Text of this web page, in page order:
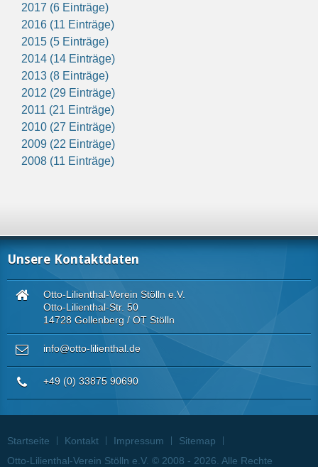
2017 (6 Einträge)
2016 (11 Einträge)
2015 (5 Einträge)
2014 (14 Einträge)
2013 (8 Einträge)
2012 (29 Einträge)
2011 (21 Einträge)
2010 (27 Einträge)
2009 (22 Einträge)
2008 (11 Einträge)
Unsere Kontaktdaten
Otto-Lilienthal-Verein Stölln e.V.
Otto-Lilienthal-Str. 50
14728 Gollenberg / OT Stölln
info@otto-lilienthal.de
+49 (0) 33875 90690
Startseite Kontakt Impressum
Sitemap
Otto-Lilienthal-Verein Stölln e.V. © 2008 - 2026. Alle Rechte